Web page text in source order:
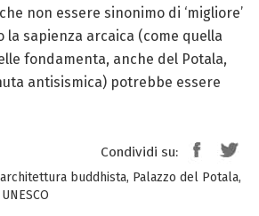
non essere sinonimo di ‘migliore’
sapienza arcaica (come quella
fondamenta, anche del Potala,
antisismica) potrebbe essere
Condividi su:
architettura buddhista, Palazzo del Potala,
UNESCO